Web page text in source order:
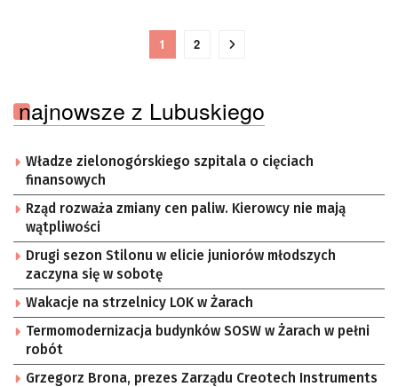
1 2
najnowsze z Lubuskiego
Władze zielonogórskiego szpitala o cięciach
finansowych
Rząd rozważa zmiany cen paliw. Kierowcy nie mają
wątpliwości
Drugi sezon Stilonu w elicie juniorów młodszych
zaczyna się w sobotę
Wakacje na strzelnicy LOK w Żarach
Termomodernizacja budynków SOSW w Żarach w pełni
robót
Grzegorz Brona, prezes Zarządu Creotech Instruments